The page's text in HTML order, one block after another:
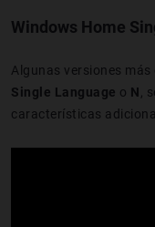
Windows Home
Algunas versiones más
Single Language o N ,
características